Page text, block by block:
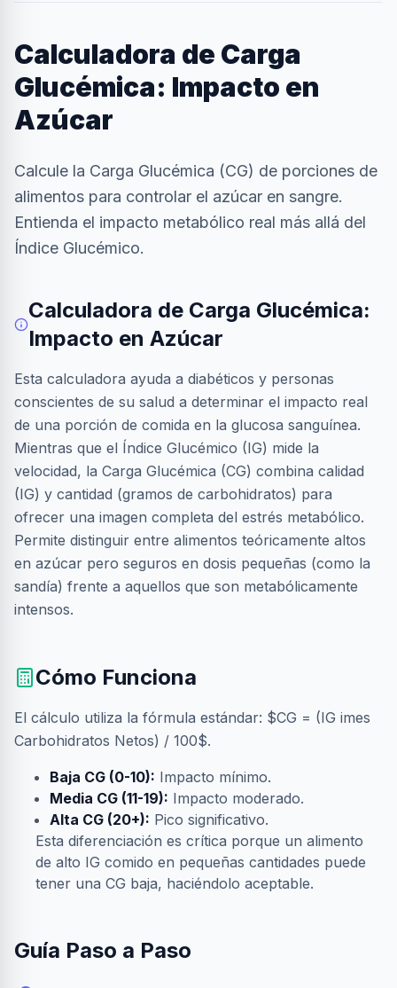
Calculadora de Carga
Glucémica: Impacto en
Azúcar
Calcule la Carga Glucémica (CG) de porciones de
alimentos para controlar el azúcar en sangre.
Entienda el impacto metabólico real más allá del
Índice Glucémico.
Calculadora de Carga Glucémica:
Impacto en Azúcar
Esta calculadora ayuda a diabéticos y personas
conscientes de su salud a determinar el impacto real
de una porción de comida en la glucosa sanguínea.
Mientras que el Índice Glucémico (IG) mide la
velocidad, la Carga Glucémica (CG) combina calidad
(IG) y cantidad (gramos de carbohidratos) para
ofrecer una imagen completa del estrés metabólico.
Permite distinguir entre alimentos teóricamente altos
en azúcar pero seguros en dosis pequeñas (como la
sandía) frente a aquellos que son metabólicamente
intensos.
Cómo Funciona
El cálculo utiliza la fórmula estándar: $CG = (IG imes
Carbohidratos Netos) / 100$.
Baja CG (0-10): Impacto mínimo.
Media CG (11-19): Impacto moderado.
Alta CG (20+): Pico significativo.
Esta diferenciación es crítica porque un alimento
de alto IG comido en pequeñas cantidades puede
tener una CG baja, haciéndolo aceptable.
Guía Paso a Paso